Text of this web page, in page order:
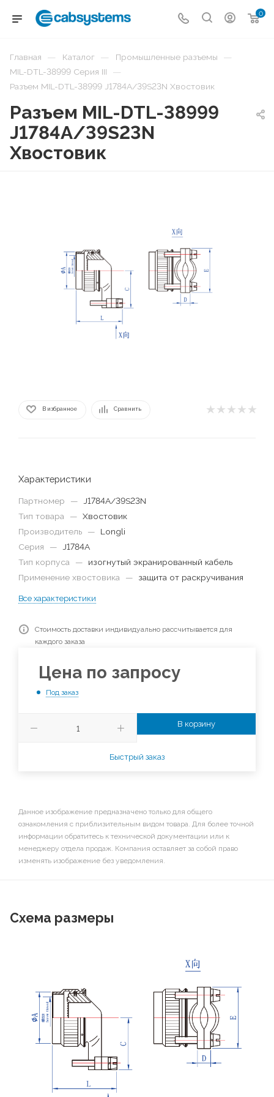
0
Главная — Каталог — Промышленные разъемы —
MIL-DTL-38999 Серия III —
Разъем MIL-DTL-38999 J1784A/39S23N Хвостовик
Разъем MIL-DTL-38999
J1784A/39S23N
Хвостовик
В избранное Сравнить
Характеристики
Партномер —
J1784A/39S23N
Тип товара
— Хвостовик
Производитель
—
Longli
Серия
—
J1784A
Тип корпуса
—
изогнутый экранированный кабель
Применение хвостовика
— защита от раскручивания
Все характеристики
Стоимость доставки индивидуально рассчитывается для
каждого заказа
Цена по запросу
Под заказ
В корзину
Быстрый заказ
Данное изображение предназначено только для общего
ознакомления с приблизительным видом товара. Для более точной
информации обратитесь к технической документации или к
менеджеру отдела продаж. Компания оставляет за собой право
изменять изображение без уведомления.
Схема размеры